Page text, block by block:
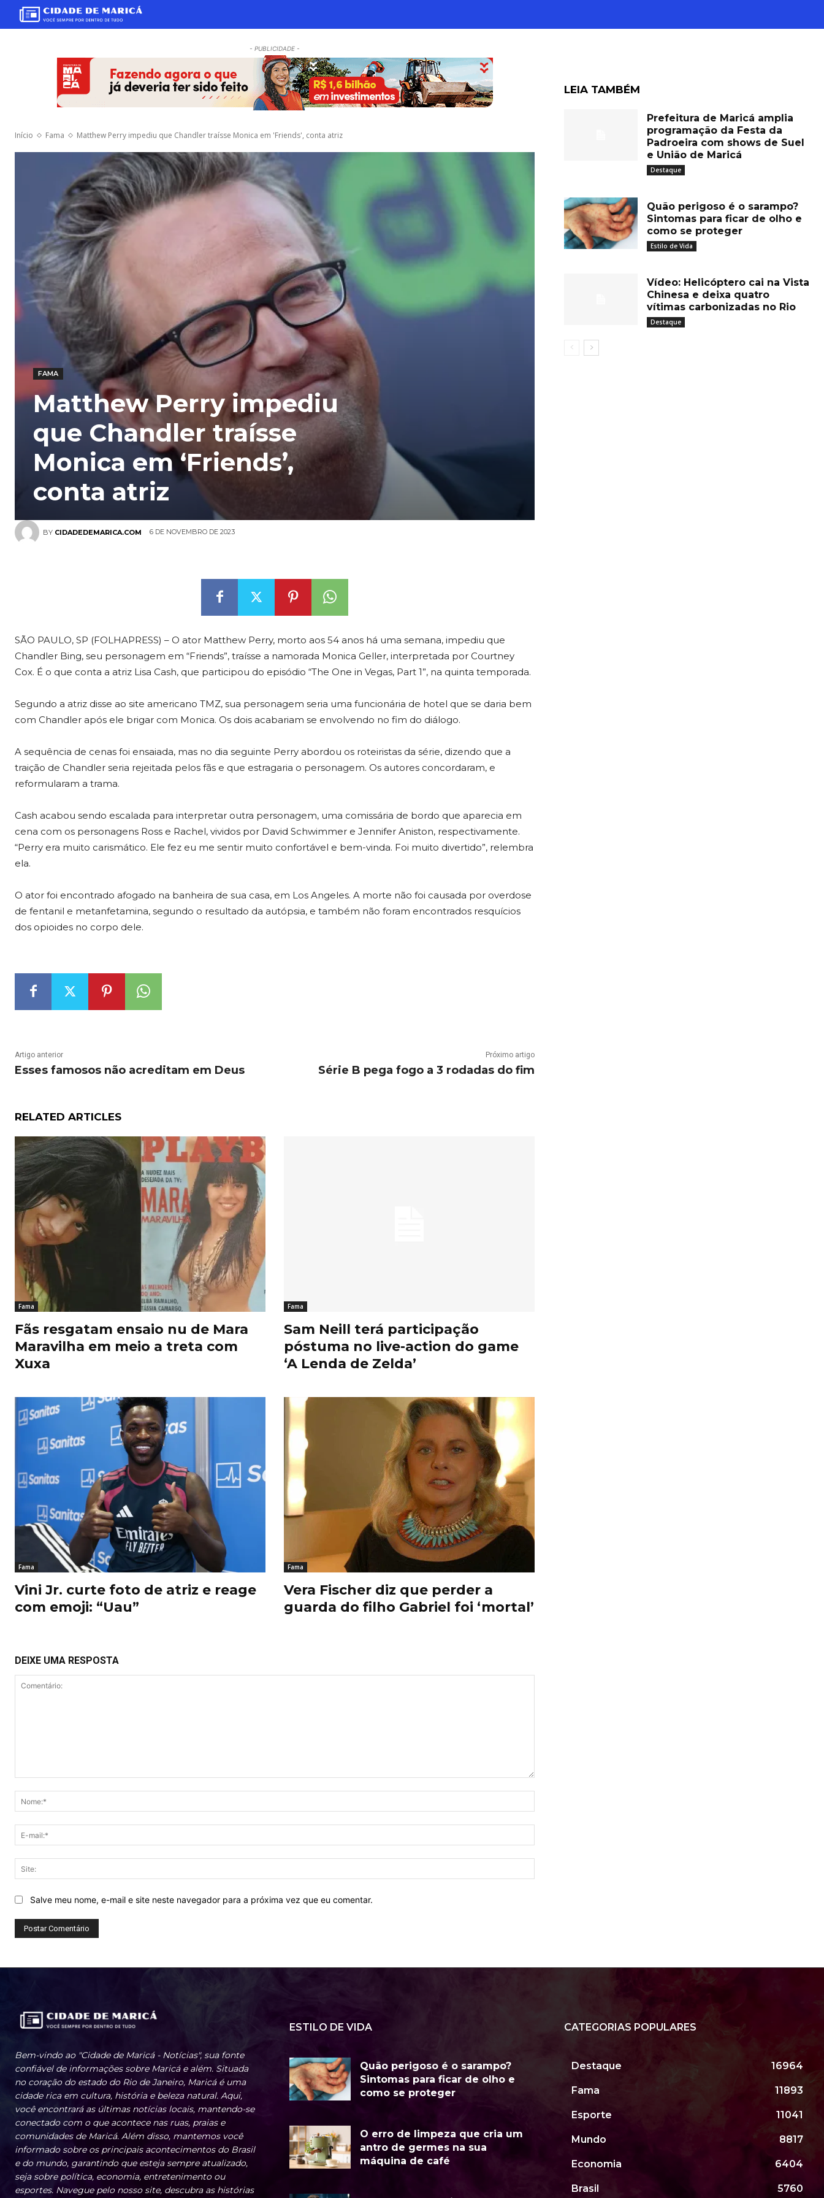
- PUBLICIDADE -
Início Fama Matthew Perry impediu que Chandler traísse Monica em 'Friends', conta atriz
BY CIDADEDEMARICA.COM 6 DE NOVEMBRO DE 2023
FAMA
Matthew Perry impediu
que Chandler traísse
Monica em ‘Friends’,
conta atriz
LEIA TAMBÉM
Prefeitura de Maricá amplia
programação da Festa da
Padroeira com shows de Suel
e União de Maricá
Destaque
Quão perigoso é o sarampo?
Sintomas para ficar de olho e
como se proteger
Estilo de Vida
Vídeo: Helicóptero cai na Vista
Chinesa e deixa quatro
vítimas carbonizadas no Rio
Destaque
SÃO PAULO, SP (FOLHAPRESS) – O ator Matthew Perry, morto aos 54 anos há uma semana, impediu que
Chandler Bing, seu personagem em “Friends”, traísse a namorada Monica Geller, interpretada por Courtney
Cox. É o que conta a atriz Lisa Cash, que participou do episódio “The One in Vegas, Part 1”, na quinta temporada.
Segundo a atriz disse ao site americano TMZ, sua personagem seria uma funcionária de hotel que se daria bem
com Chandler após ele brigar com Monica. Os dois acabariam se envolvendo no fim do diálogo.
A sequência de cenas foi ensaiada, mas no dia seguinte Perry abordou os roteiristas da série, dizendo que a
traição de Chandler seria rejeitada pelos fãs e que estragaria o personagem. Os autores concordaram, e
reformularam a trama.
Cash acabou sendo escalada para interpretar outra personagem, uma comissária de bordo que aparecia em
cena com os personagens Ross e Rachel, vividos por David Schwimmer e Jennifer Aniston, respectivamente.
“Perry era muito carismático. Ele fez eu me sentir muito confortável e bem-vinda. Foi muito divertido”, relembra
ela.
O ator foi encontrado afogado na banheira de sua casa, em Los Angeles. A morte não foi causada por overdose
de fentanil e metanfetamina, segundo o resultado da autópsia, e também não foram encontrados resquícios
dos opioides no corpo dele.
Artigo anterior
Esses famosos não acreditam em Deus
Próximo artigo
Série B pega fogo a 3 rodadas do fim
RELATED ARTICLES
Fama
Fãs resgatam ensaio nu de Mara
Maravilha em meio a treta com
Xuxa
Fama
Sam Neill terá participação
póstuma no live-action do game
‘A Lenda de Zelda’
Fama
Vini Jr. curte foto de atriz e reage
com emoji: “Uau”
Fama
Vera Fischer diz que perder a
guarda do filho Gabriel foi ‘mortal’
DEIXE UMA RESPOSTA
mail:*
Salve meu nome, e-mail e site neste navegador para a próxima vez que eu comentar.
Bem-vindo ao "Cidade de Maricá - Notícias", sua fonte
confiável de informações sobre Maricá e além. Situada
no coração do estado do Rio de Janeiro, Maricá é uma
cidade rica em cultura, história e beleza natural. Aqui,
você encontrará as últimas notícias locais, mantendo-se
conectado com o que acontece nas ruas, praias e
comunidades de Maricá. Além disso, mantemos você
informado sobre os principais acontecimentos do Brasil
e do mundo, garantindo que esteja sempre atualizado,
seja sobre política, economia, entretenimento ou
esportes. Navegue pelo nosso site, descubra as histórias
ESTILO DE VIDA
Quão perigoso é o sarampo?
Sintomas para ficar de olho e
como se proteger
O erro de limpeza que cria um
antro de germes na sua
máquina de café
CATEGORIAS POPULARES
Destaque 16964
Fama 11893
Esporte 11041
Mundo 8817
Economia 6404
Brasil 5760